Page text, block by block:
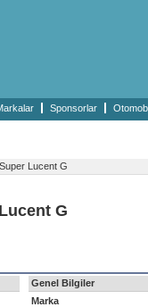
Sponsorlar
Lucent G
G
Genel Bilgiler
Marka